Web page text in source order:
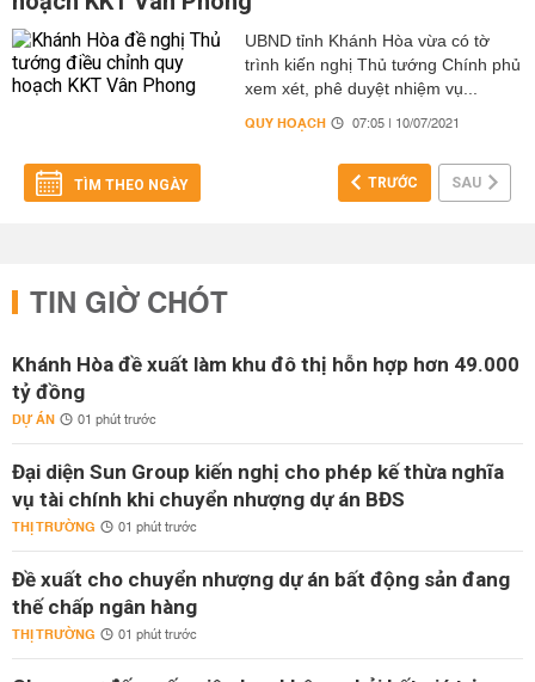
UBND tỉnh Khánh Hòa vừa có tờ
trình kiến nghị Thủ tướng Chính phủ
xem xét, phê duyệt nhiệm vụ...
QUY HOẠCH 07:05 | 10/07/2021
TÌM THEO NGÀY TRƯỚC SAU
TIN GIỜ CHÓT
Khánh Hòa đề xuất làm khu đô thị hỗn hợp hơn 49.000
tỷ đồng
DỰ ÁN 01 phút trước
Đại diện Sun Group kiến nghị cho phép kế thừa nghĩa
vụ tài chính khi chuyển nhượng dự án BĐS
THỊ TRƯỜNG 01 phút trước
Đề xuất cho chuyển nhượng dự án bất động sản đang
thế chấp ngân hàng
THỊ TRƯỜNG 01 phút trước